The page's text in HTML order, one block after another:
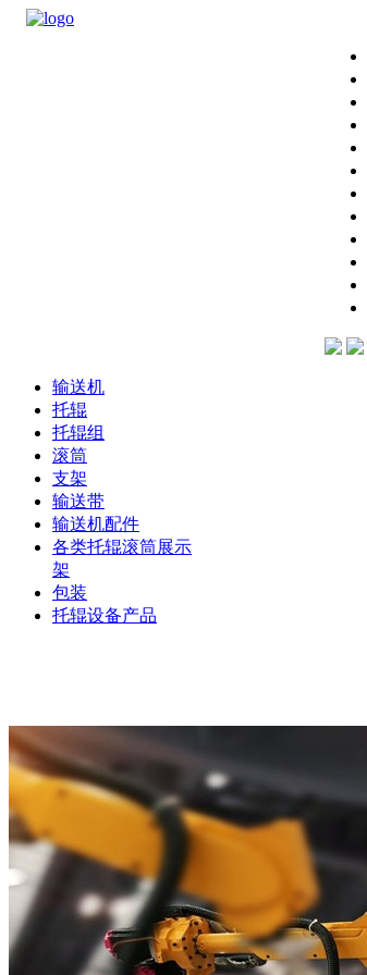
输送机
托辊
托辊组
滚筒
支架
输送带
输送机配件
各类托辊滚筒展示
架
包装
托辊设备产品